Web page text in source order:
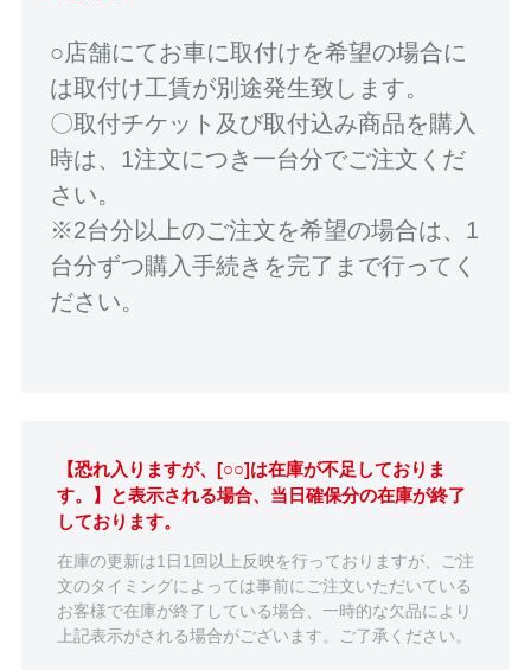
○店舗にてお車に取付けを希望の場合に
は取付け工賃が別途発生致します。
〇取付チケット及び取付込み商品を購入
時は、1注文につき一台分でご注文くだ
さい。
※2台分以上のご注文を希望の場合は、1
台分ずつ購入手続きを完了まで行ってく
ださい。
【恐れ入りますが、[○○]は在庫が不足しておりま
す。】と表示される場合、当日確保分の在庫が終了
しております。
在庫の更新は1日1回以上反映を行っておりますが、ご注
文のタイミングによっては事前にご注文いただいている
お客様で在庫が終了している場合、一時的な欠品により
上記表示がされる場合がございます。ご了承ください。